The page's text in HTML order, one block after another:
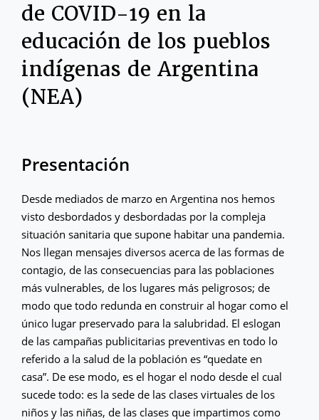
de COVID-19 en la
educación de los pueblos
indígenas de Argentina
(NEA)
Presentación
Desde mediados de marzo en Argentina nos hemos
visto desbordados y desbordadas por la compleja
situación sanitaria que supone habitar una pandemia.
Nos llegan mensajes diversos acerca de las formas de
contagio, de las consecuencias para las poblaciones
más vulnerables, de los lugares más peligrosos; de
modo que todo redunda en construir al hogar como el
único lugar preservado para la salubridad. El eslogan
de las campañas publicitarias preventivas en todo lo
referido a la salud de la población es “quedate en
casa”. De ese modo, es el hogar el nodo desde el cual
sucede todo: es la sede de las clases virtuales de los
niños y las niñas, de las clases que impartimos como